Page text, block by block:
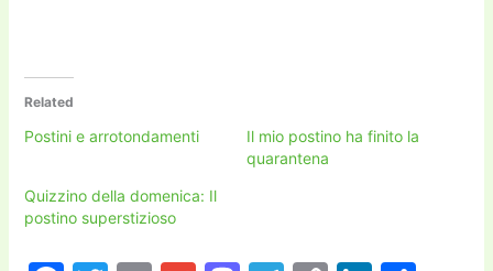
Related
Postini e arrotondamenti
Il mio postino ha finito la
quarantena
Quizzino della domenica: Il
postino superstizioso